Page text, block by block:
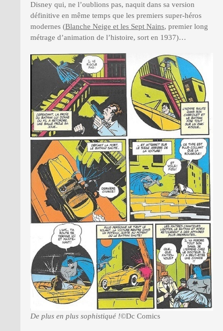
Disney qui, ne l’oublions pas, naquit dans sa version
définitive en même temps que les premiers super-héros
modernes (Blanche Neige et les Sept Nains, premier long
métrage d’animation de l’histoire, sort en 1937)…
De plus en plus sophistiqué !©Dc Comics